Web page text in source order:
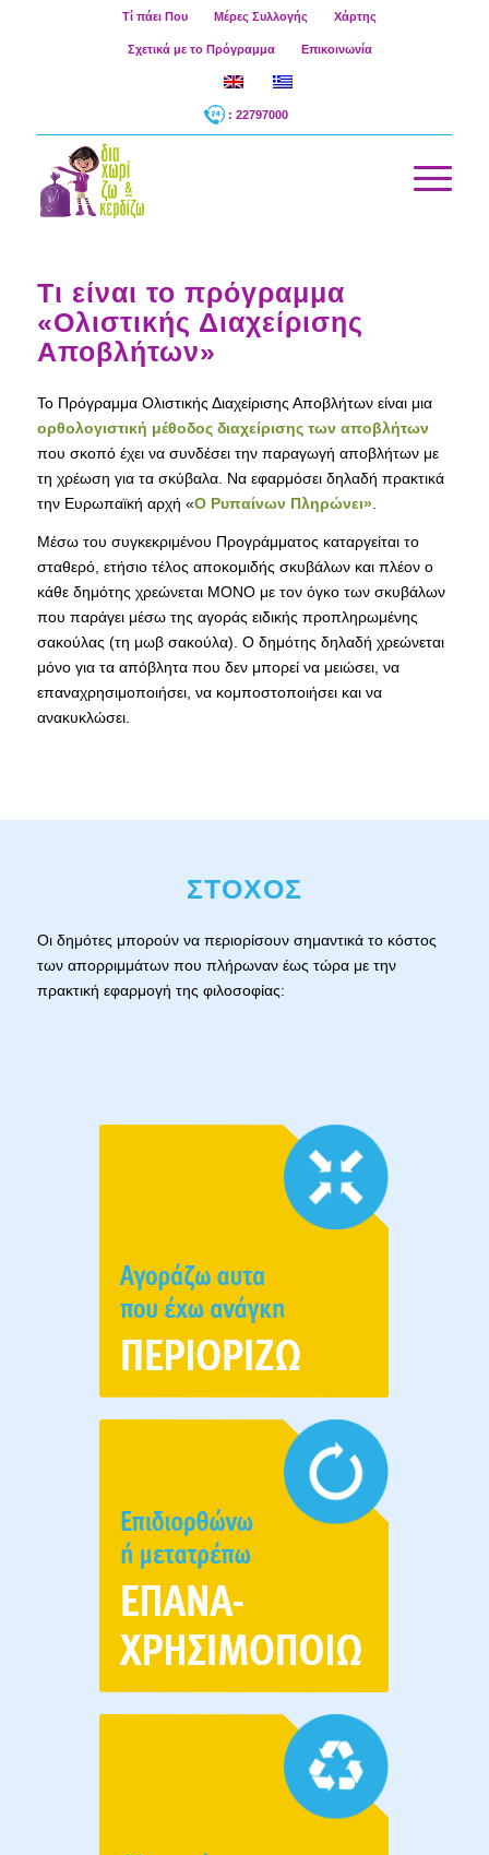
Τί πάει Που Μέρες Συλλογής Χάρτης
Σχετικά με το Πρόγραμμα Επικοινωνία
: 22797000
Τι είναι το πρόγραμμα
«Ολιστικής Διαχείρισης
Αποβλήτων»
Το Πρόγραμμα Ολιστικής Διαχείρισης Αποβλήτων είναι μια
ορθολογιστική μέθοδος διαχείρισης των αποβλήτων
που σκοπό έχει να συνδέσει την παραγωγή αποβλήτων με
τη χρέωση για τα σκύβαλα. Να εφαρμόσει δηλαδή πρακτικά
την Ευρωπαϊκή αρχή «Ο Ρυπαίνων Πληρώνει».
Μέσω του συγκεκριμένου Προγράμματος καταργείται το
σταθερό, ετήσιο τέλος αποκομιδής σκυβάλων και πλέον ο
κάθε δημότης χρεώνεται ΜΟΝΟ με τον όγκο των σκυβάλων
που παράγει μέσω της αγοράς ειδικής προπληρωμένης
σακούλας (τη μωβ σακούλα). Ο δημότης δηλαδή χρεώνεται
μόνο για τα απόβλητα που δεν μπορεί να μειώσει, να
επαναχρησιμοποιήσει, να κομποστοποιήσει και να
ανακυκλώσει.
ΣΤΟΧΟΣ
Οι δημότες μπορούν να περιορίσουν σημαντικά το κόστος
των απορριμμάτων που πλήρωναν έως τώρα με την
πρακτική εφαρμογή της φιλοσοφίας: